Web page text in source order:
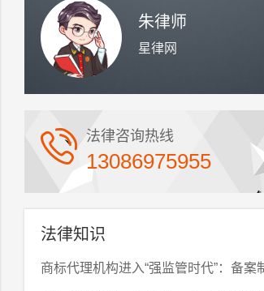
朱律师
星律网
法律咨询热线
13086975955
法律知识